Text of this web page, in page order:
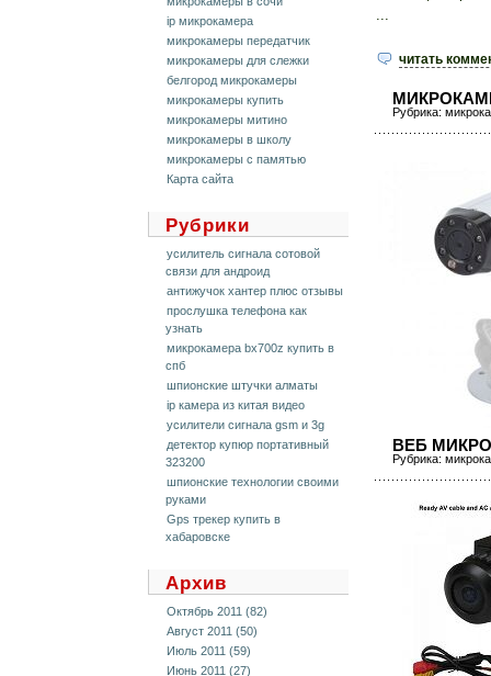
ip микрокамера
микрокамеры передатчик
микрокамеры для слежки
белгород микрокамеры
микрокамеры купить
микрокамеры митино
микрокамеры в школу
микрокамеры с памятью
Карта сайта
Рубрики
усилитель сигнала сотовой
связи для андроид
антижучок хантер плюс отзывы
прослушка телефона как
узнать
микрокамера bx700z купить в
спб
шпионские штучки алматы
ip камера из китая видео
усилители сигнала gsm и 3g
детектор купюр портативный
323200
шпионские технологии своими
руками
Gps трекер купить в
хабаровске
Архив
Октябрь 2011 (82)
Август 2011 (50)
Июль 2011 (59)
Июнь 2011 (27)
...
читать
Рубрика:
ВЕБ
Рубрика: